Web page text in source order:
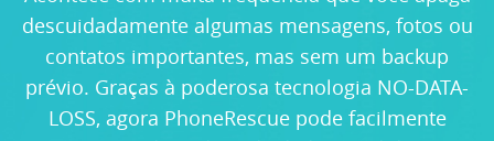
Linguagens
descuidadamente algumas mensagens, fotos ou
contatos importantes, mas sem um backup
prévio. Graças à poderosa tecnologia NO-DATA-
LOSS, agora PhoneRescue pode facilmente